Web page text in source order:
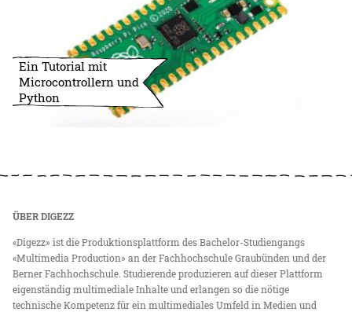
Ein Tutorial mit
Microcontrollern und
Python
ÜBER DIGEZZ
«Digezz» ist die Produktionsplattform des Bachelor-Studiengangs
«Multimedia Production» an der Fachhochschule Graubünden und der
Berner Fachhochschule. Studierende produzieren auf dieser Plattform
eigenständig multimediale Inhalte und erlangen so die nötige
technische Kompetenz für ein multimediales Umfeld in Medien und